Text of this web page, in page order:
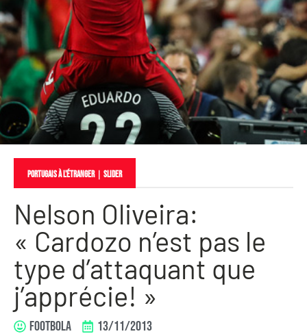
PORTUGAIS À L'ÉTRANGER｜ slider
Nelson Oliveira:
« Cardozo n’est pas le
type d’attaquant que
j’apprécie! »
FOOTBOLA 13/11/2013